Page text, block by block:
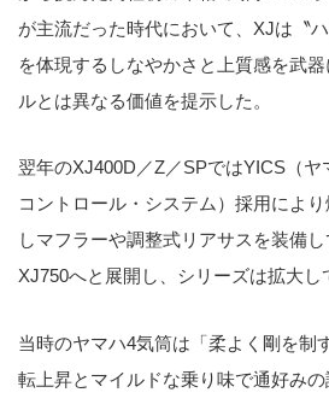
が主流だった時代において、XJは〝
を体現するしなやかさと上質感を武
ルとは異なる価値を提示した。
翌年のXJ400D／Z／SPではYICS（ヤ
コントロール・システム）採用によ
しマフラーや調整式リアサスを装備
XJ750へと展開し、シリーズは拡大し
当時のヤマハ4気筒は「柔よく剛を制
転上昇とマイルドな乗り味で通好みの